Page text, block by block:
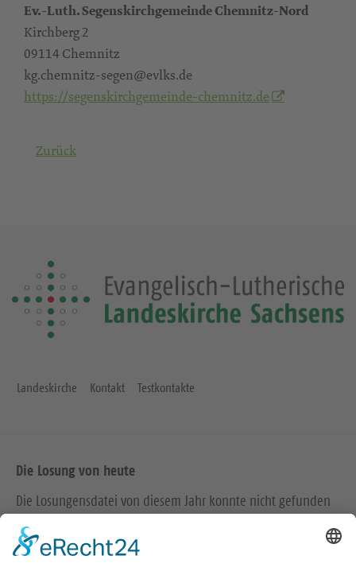
Ev.-Luth. Segenskirchgemeinde Chemnitz-Nord
Kirchberg 2
09114 Chemnitz
kg.chemnitz-segen@evlks.de
https://segenskirchgemeinde-chemnitz.de
Zurück
Landeskirche Kontakt Testkontakte
Die Losung von heute
Die Losungensdatei von diesem Jahr konnte nicht gefunden
werden. Wie das Problem gelöst werden kann, können Sie
hiernachlesen.